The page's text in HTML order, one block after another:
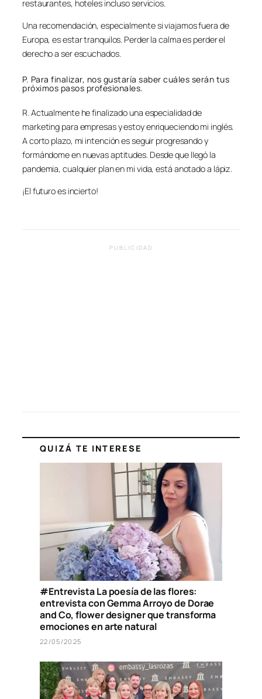
restaurantes, hoteles incluso servicios.
Una recomendación, especialmente si viajamos fuera de
Europa, es estar tranquilos. Perder la calma es perder el
derecho a ser escuchados.
P. Para finalizar, nos gustaría saber cuáles serán tus
próximos pasos profesionales.
R. Actualmente he finalizado una especialidad de
marketing para empresas y estoy enriqueciendo mi inglés.
A corto plazo, mi intención es seguir progresando y
formándome en nuevas aptitudes. Desde que llegó la
pandemia, cualquier plan en mi vida, está anotado a lápiz.
¡El futuro es incierto!
PUBLICIDAD
QUIZÁ TE INTERESE
#Entrevista La poesía de las flores:
entrevista con Gemma Arroyo de Dorae
and Co, flower designer que transforma
emociones en arte natural
22/05/2025